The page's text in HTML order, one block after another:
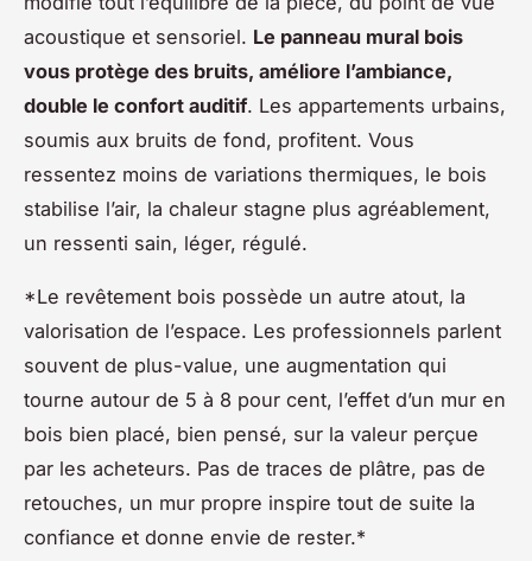
acoustique et sensoriel. Le panneau mural bois
vous protège des bruits, améliore l’ambiance,
double le confort auditif. Les appartements urbains,
soumis aux bruits de fond, profitent. Vous
ressentez moins de variations thermiques, le bois
stabilise l’air, la chaleur stagne plus agréablement,
un ressenti sain, léger, régulé.
*Le revêtement bois possède un autre atout, la
valorisation de l’espace. Les professionnels parlent
souvent de plus-value, une augmentation qui
tourne autour de 5 à 8 pour cent, l’effet d’un mur en
bois bien placé, bien pensé, sur la valeur perçue
par les acheteurs. Pas de traces de plâtre, pas de
retouches, un mur propre inspire tout de suite la
confiance et donne envie de rester.*